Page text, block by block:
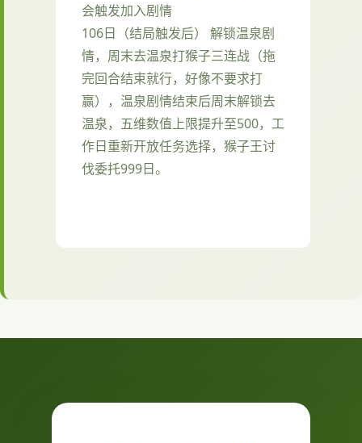
会触发加入剧情
106日（结局触发后） 解锁温泉剧
情，周末去温泉打猴子三连战（拖
完回合结束就行，好像不要求打
赢），温泉剧情结束后周末解锁去
温泉，五维数值上限提升至500，工
作日重新开放任务选择，猴子王讨
伐委托999日。